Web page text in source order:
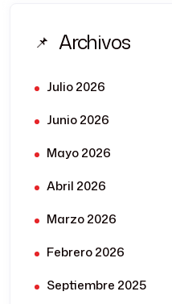
Archivos
Julio 2026
Junio 2026
Mayo 2026
Abril 2026
Marzo 2026
Febrero 2026
Septiembre 2025